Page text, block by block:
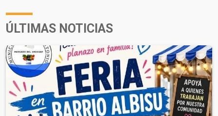
ÚLTIMAS NOTICIAS